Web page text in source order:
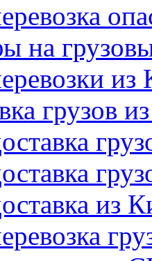
на
из
грузов
из